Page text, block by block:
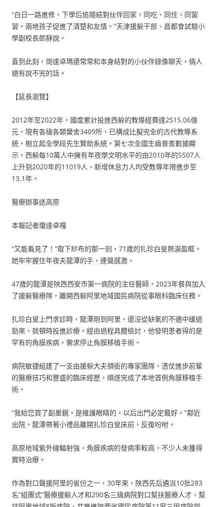
“白日一路進修，下學后追隨結對伙伴回家，同吃、同住、同窗
習，兩地孩子促進了清楚和友情。”天津援躲干部、昌都會試驗小
學副校長郎靜說。
直到此刻，崗達卓瑪還常常和本身結對的小伙伴錄像聊天，倆人
總有說不完的話。
【延長瀏覽】
2012年至2022年，國度累計投進西躲的教導經費達2515.06億
元，現有各級各類黌舍3409所，已構成比擬完全的古代教導系
統，樹立起全學段先生贊助系統。第七次全國生齒普查數據顯
示，西躲每10萬人中擁有年夜學文明水平的由2010年的5507人
上升到2020年的11019人，新增休息力人均受教導年限進步至
13.1年。
醫療辦事送高原
本報記者瓊達卓嘎
“又能看見了！”取下紗布的那一刻，71歲的扎珍白叟熱淚盈眶。
她牢牢握住年夜夫龍潭的手，連聲感激。
47歲的龍潭是陜西西安市第一病院的主任醫師，2023年餐與加入
了援躲醫療隊，離開西躲阿里地域國民病院從事眼科臨床任務。
扎珍白叟上門求診時，龍潭剛到阿里，還沒從缺氧的不適中緩過
勁來，就頓時投進診療。經由過程具體檢討，他發明患者得的是
罕有的角膜疾病，需求停止角膜移植手術。
病院敏捷組建了一支由援躲大夫領銜的專家團隊，憑仗進步前輩
的醫療技巧和豐盛的臨床經歷，順遂完成了本地首例角膜移植手
術。
“我給您買了副墨鏡，是維護眼睛的，以后出門必定戴好。”鄰近
出院，龍潭帶著小禮品離開扎珍白叟床前，反復吩咐。
高原地域紫外線輻射強，角膜疾病的發病率較高，不少人未獲得
實時治療。
作為對口聲援阿里的省份之一，30年來，陜西先后遴派10批283
名“組團式”醫療援躲人才和290名三級病院對口幫扶醫療人才，幫